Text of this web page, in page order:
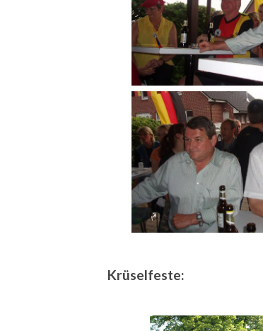
Krüselfeste: